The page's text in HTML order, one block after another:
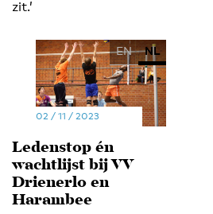
zit.’
EN NL
02 / 11 / 2023
Ledenstop én
wachtlijst bij VV
Drienerlo en
Harambee